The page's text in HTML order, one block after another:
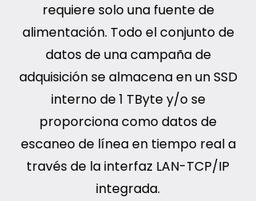
requiere solo una fuente de
alimentación. Todo el conjunto de
datos de una campaña de
adquisición se almacena en un SSD
interno de 1 TByte y/o se
proporciona como datos de
escaneo de línea en tiempo real a
través de la interfaz LAN-TCP/IP
integrada.